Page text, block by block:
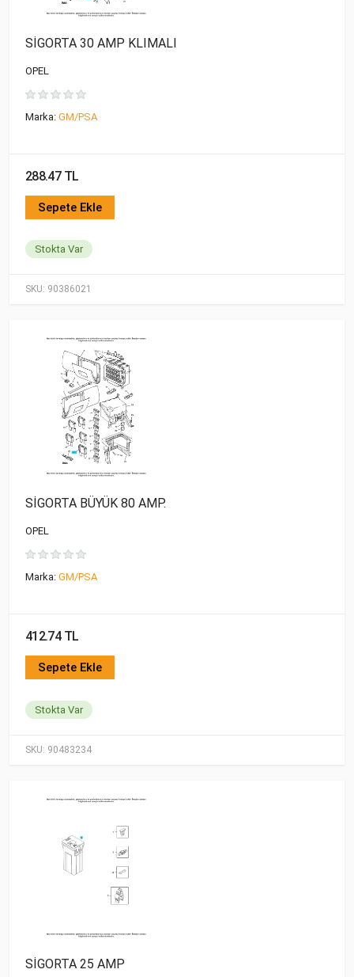
SKU: 90386021
SİGORTA 30 AMP KLIMALI
OPEL
Marka: GM/PSA
288.47 TL
Sepete Ekle
Stokta Var
SKU: 90483234
SİGORTA BÜYÜK 80 AMP.
OPEL
Marka: GM/PSA
412.74 TL
Sepete Ekle
Stokta Var
SİGORTA 25 AMP